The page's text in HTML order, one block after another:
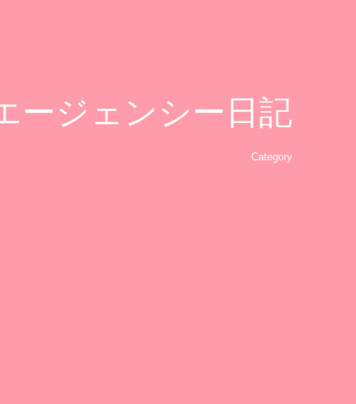
ージェンシー日記
Category